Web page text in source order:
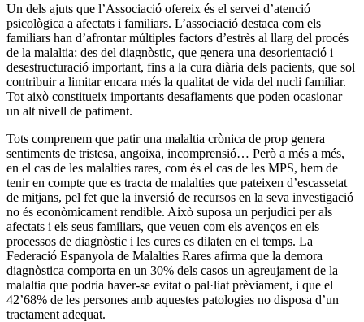
Un dels ajuts que l’Associació ofereix és el servei d’atenció
psicològica a afectats i familiars. L’associació destaca com els
familiars han d’afrontar múltiples factors d’estrès al llarg del procés
de la malaltia: des del diagnòstic, que genera una desorientació i
desestructuració important, fins a la cura diària dels pacients, que sol
contribuir a limitar encara més la qualitat de vida del nucli familiar.
Tot això constitueix importants desafiaments que poden ocasionar
un alt nivell de patiment.
Tots comprenem que patir una malaltia crònica de prop genera
sentiments de tristesa, angoixa, incomprensió… Però a més a més,
en el cas de les malalties rares, com és el cas de les MPS, hem de
tenir en compte que es tracta de malalties que pateixen d’escassetat
de mitjans, pel fet que la inversió de recursos en la seva investigació
no és econòmicament rendible. Això suposa un perjudici per als
afectats i els seus familiars, que veuen com els avenços en els
processos de diagnòstic i les cures es dilaten en el temps. La
Federació Espanyola de Malalties Rares afirma que la demora
diagnòstica comporta en un 30% dels casos un agreujament de la
malaltia que podria haver-se evitat o pal·liat prèviament, i que el
42’68% de les persones amb aquestes patologies no disposa d’un
tractament adequat.